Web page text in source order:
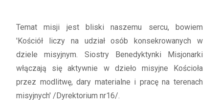
Temat misji jest bliski naszemu sercu, bowiem
'Kościół liczy na udział osób konsekrowanych w
dziele misyjnym. Siostry Benedyktynki Misjonarki
włączają się aktywnie w dzieło misyjne Kościoła
przez modlitwę, dary materialne i pracę na terenach
misyjnych' /Dyrektorium nr16/.